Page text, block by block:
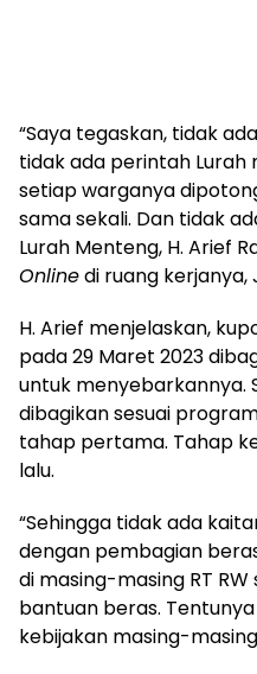
“Saya tegaskan, tidak
tidak ada perintah Lurah
setiap warganya
sama sekali. Dan tidak
Lurah Menteng, H. Arief
Onlinedi ruang kerjanya,
H. Arief menjelaskan,
pada 29 Maret 2023
untuk menyebarkannya.
dibagikan sesuai
tahap pertama. Tahap
lalu.
“Sehingga tidak ada
dengan pembagian
di masing-masing RT
bantuan beras.
kebijakan masing-